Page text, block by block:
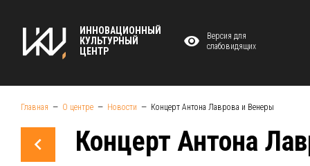
ИННОВАЦИОННЫЙ
КУЛЬТУРНЫЙ
ЦЕНТР
Версия для
слабовидящих
Главная О центре Новости Концерт Антона Лаврова и Венеры
Концерт Антона